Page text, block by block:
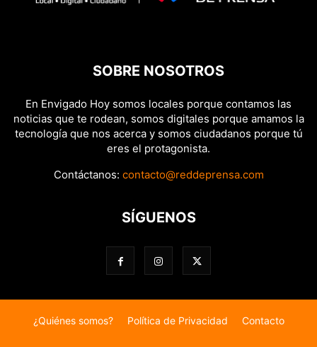
SOBRE NOSOTROS
En Envigado Hoy somos locales porque contamos las
noticias que te rodean, somos digitales porque amamos la
tecnología que nos acerca y somos ciudadanos porque tú
eres el protagonista.
Contáctanos: contacto@reddeprensa.com
SÍGUENOS
¿Quiénes somos? Política de Privacidad Contacto